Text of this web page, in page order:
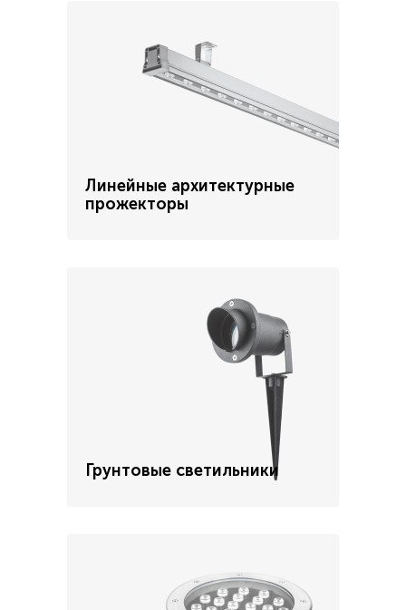
Линейные архитектурные
прожекторы
Грунтовые светильники